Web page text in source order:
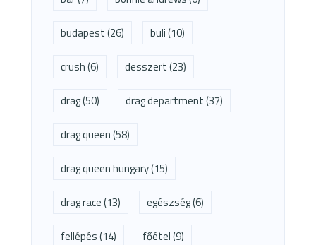
budapest(26) buli(10)
crush(6) desszert(23)
drag(50) drag department(37)
drag queen(58)
drag queen hungary(15)
drag race(13) egészség(6)
fellépés(14) főétel(9)